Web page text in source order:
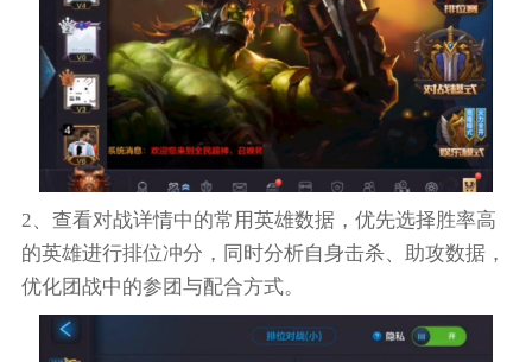
2、查看对战详情中的常用英雄数据，优先选择胜率高
的英雄进行排位冲分，同时分析自身击杀、助攻数据，
优化团战中的参团与配合方式。